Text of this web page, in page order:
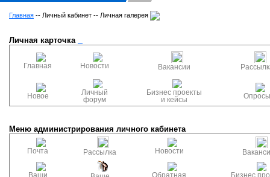
Главная -- Личный кабинет -- Личная галерея
Личная карточка
Главная Новости Вакансии
Новое
Личный
форум
Бизнес проекты
и кейсы
Опросы
Меню администрирования личного кабинета
Почта Рассылка Новости
Ваши
Обратная
Бизнес